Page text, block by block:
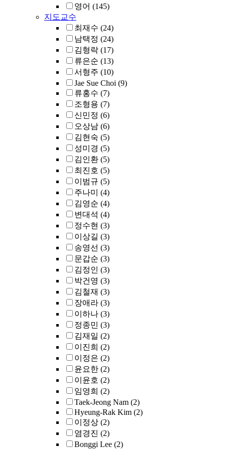
영어 (145)
지도교수
최재수 (24)
남택정 (24)
김형락 (17)
류은순 (13)
서형주 (10)
Jae Sue Choi (9)
류홍수 (7)
조형용 (7)
신민정 (6)
오상남 (6)
김현숙 (5)
성미경 (5)
김인환 (5)
최진호 (5)
이범규 (5)
주나미
(4)
김영순 (4)
변대석 (4)
정수현 (3)
이상길 (3)
송영선 (3)
문갑순 (3)
김정인 (3)
박건영 (3)
김철재 (3)
장애라 (3)
이하나 (3)
정종민 (3)
김재일 (2)
이진희 (2)
이정은 (2)
윤요한 (2)
이윤호 (2)
임영희 (2)
Taek-Jeong Nam (2)
Hyeung-Rak Kim (2)
이정상 (2)
염경진 (2)
Bonggi Lee (2)